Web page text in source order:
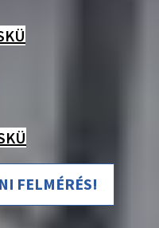
FELMÉRÉS!